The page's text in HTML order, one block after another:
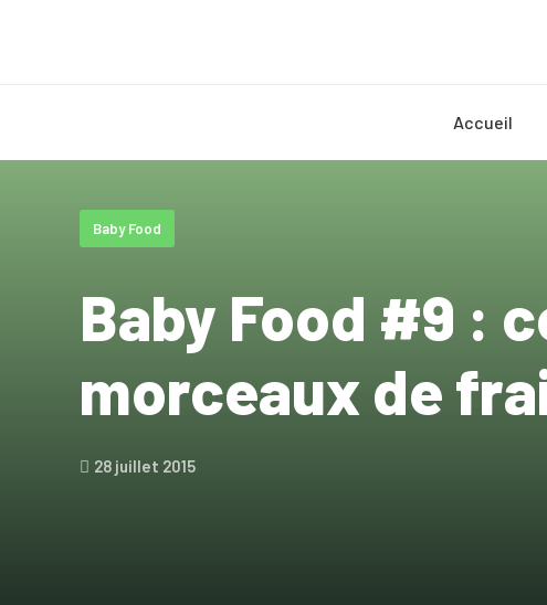
Accueil
Baby Food
Baby Food #9 :
morceaux de
28 juillet 2015